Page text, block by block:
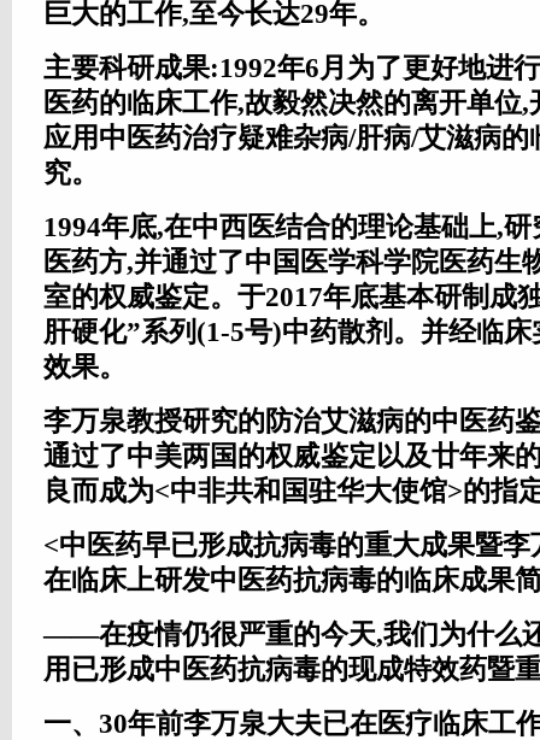
巨大的工作,至今长达29年。
主要科研成果:1992年6月为了更好地进
医药的临床工作,故毅然决然的离开单位
应用中医药治疗疑难杂病/肝病/艾滋病
究。
1994年底,在中西医结合的理论基础上,
医药方,并通过了中国医学科学院医药生
室的权威鉴定。于2017年底基本研制成
肝硬化”系列(1-5号)中药散剂。并经临
效果。
李万泉教授研究的防治艾滋病的中医药
通过了中美两国的权烕鉴定以及廿年来
良而成为<中非共和国驻华大使馆>的指
<中医药早已形成抗病毒的重大成果暨
在临床上研发中医药抗病毒的临床成果
——在疫情仍很严重的今天,我们为什么
用已形成中医药抗病毒的现成特效药暨
一、30年前李万泉大夫已在医疗临床工